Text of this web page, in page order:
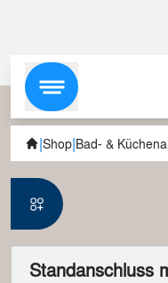
|Shop|Bad- &
Standanschluss